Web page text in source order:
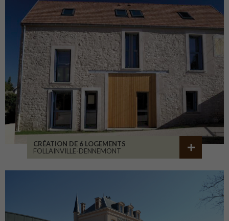
CRÉATION DE 6 LOGEMENTS
FOLLAINVILLE-DENNEMONT